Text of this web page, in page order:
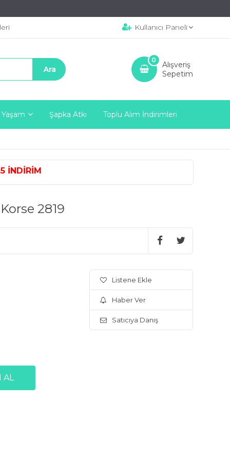
Kullanıcı Paneli
Alışveriş
Sepetim
0
Yaşam Şapka Atkı Toplu Alım İndirimleri
İNDİRİM
2819
Listene Ekle
Haber Ver
Satıcıya Danış